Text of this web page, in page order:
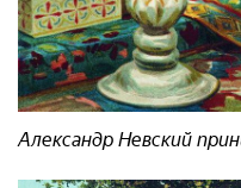
Александр Невский